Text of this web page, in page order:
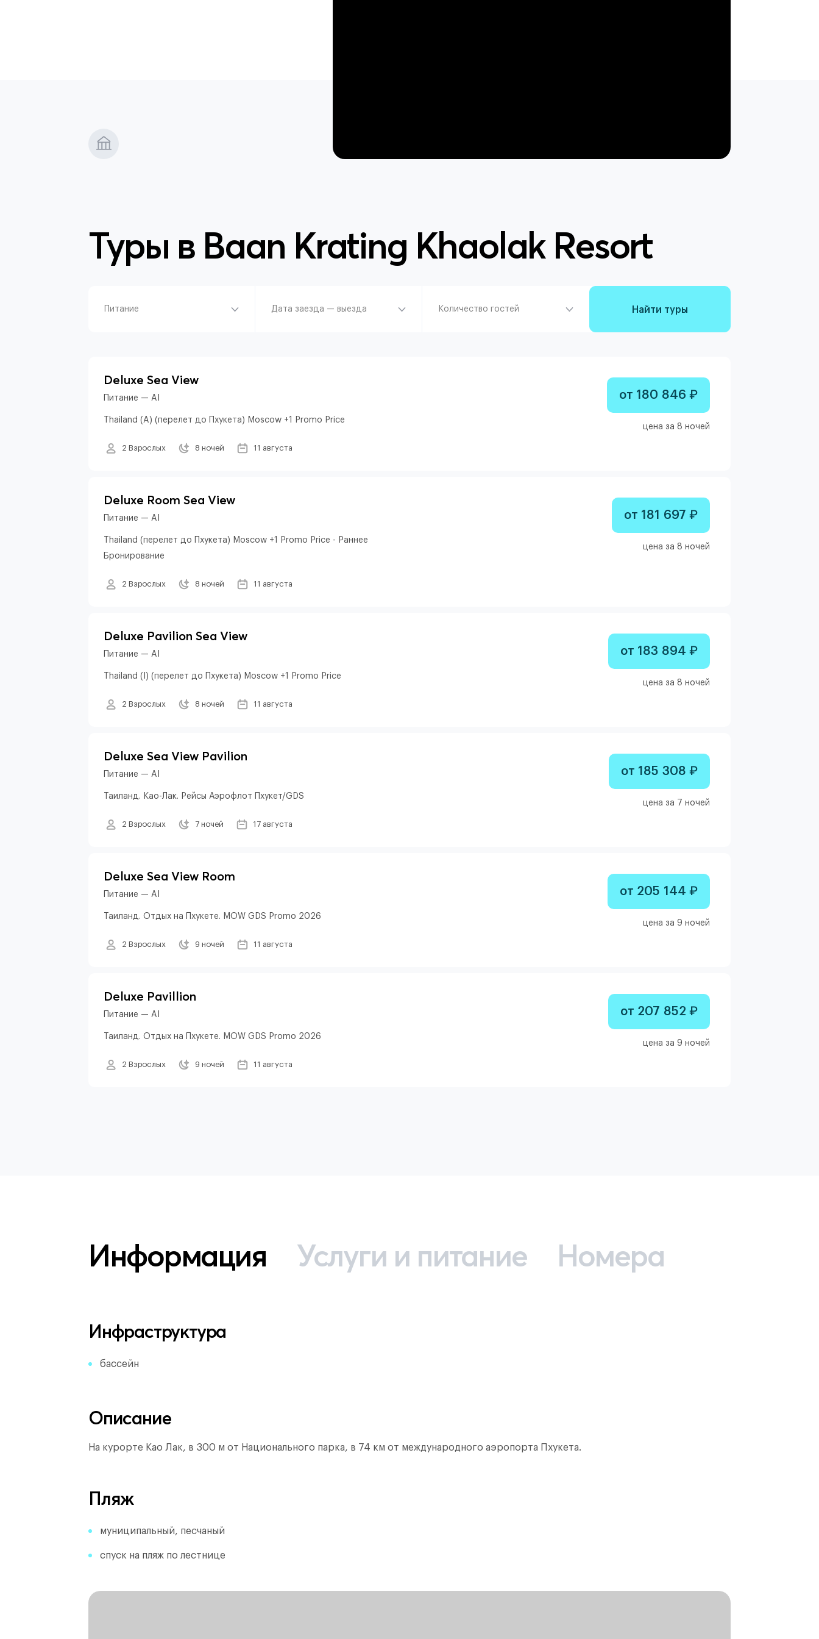
Туры в Baan Krating Khaolak Resort
Питание Дата заезда — выезда Количество гостей Найти туры
Deluxe Sea View
Питание — AI
Thailand (A) (перелет до Пхукета) Moscow +1 Promo Price
2 Взрослых 8 ночей 11 августа
от 180 846 ₽
цена за 8 ночей
Deluxe Room Sea View
Питание — AI
Thailand (перелет до Пхукета) Moscow +1 Promo Price - Раннее
Бронирование
2 Взрослых 8 ночей 11 августа
от 181 697 ₽
цена за 8 ночей
Deluxe Pavilion Sea View
Питание — AI
Thailand (I) (перелет до Пхукета) Moscow +1 Promo Price
2 Взрослых 8 ночей 11 августа
от 183 894 ₽
цена за 8 ночей
Deluxe Sea View Pavilion
Питание — AI
Таиланд. Као-Лак. Рейсы Аэрофлот Пхукет/GDS
2 Взрослых 7 ночей 17 августа
от 185 308 ₽
цена за 7 ночей
Deluxe Sea View Room
Питание — AI
Таиланд. Отдых на Пхукете. MOW GDS Promo 2026
2 Взрослых 9 ночей 11 августа
от 205 144 ₽
цена за 9 ночей
Deluxe Pavillion
Питание — AI
Таиланд. Отдых на Пхукете. MOW GDS Promo 2026
2 Взрослых 9 ночей 11 августа
от 207 852 ₽
цена за 9 ночей
Информация Услуги и питание Номера
Инфраструктура
бассейн
Описание
На курорте Као Лак, в 300 м от Национального парка, в 74 км от международного аэропорта Пхукета.
Пляж
муниципальный, песчаный
спуск на пляж по лестнице